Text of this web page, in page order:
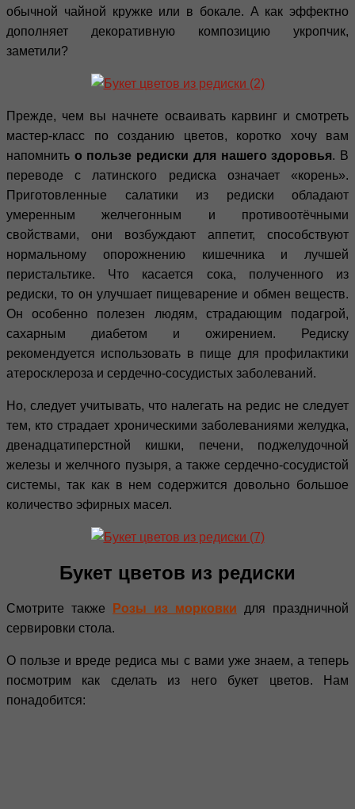
обычной чайной кружке или в бокале. А как эффектно
дополняет декоративную композицию укропчик,
заметили?
Прежде, чем вы начнете осваивать карвинг и смотреть
мастер-класс по созданию цветов, коротко хочу вам
напомнить о пользе редиски для нашего здоровья. В
переводе с латинского редиска означает «корень».
Приготовленные салатики из редиски обладают
умеренным желчегонным и противоотёчными
свойствами, они возбуждают аппетит, способствуют
нормальному опорожнению кишечника и лучшей
перистальтике. Что касается сока, полученного из
редиски, то он улучшает пищеварение и обмен веществ.
Он особенно полезен людям, страдающим подагрой,
сахарным диабетом и ожирением. Редиску
рекомендуется использовать в пище для профилактики
атеросклероза и сердечно-сосудистых заболеваний.
Но, следует учитывать, что налегать на редис не следует
тем, кто страдает хроническими заболеваниями желудка,
двенадцатиперстной кишки, печени, поджелудочной
железы и желчного пузыря, а также сердечно-сосудистой
системы, так как в нем содержится довольно большое
количество эфирных масел.
Букет цветов из редиски
Смотрите также Розы из морковки для праздничной
сервировки стола.
О пользе и вреде редиса мы с вами уже знаем, а теперь
посмотрим как сделать из него букет цветов. Нам
понадобится: